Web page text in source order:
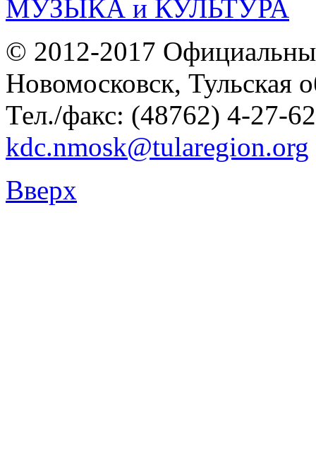
© 2012-2017
Новомосковск, Тульская
Тел./факс: (48762) 4-27-
kdc.nmosk@tularegion.org
Вверх